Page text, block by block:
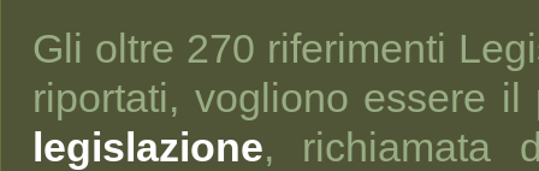
Gli oltre 270 riferimenti
riportati, vogliono essere
legislazione, richiamata